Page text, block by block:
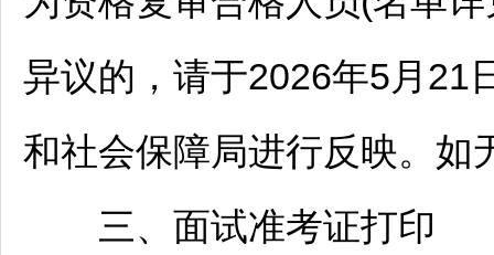
异议的，请于2026年5月21
和社会保障局进行反映。如
三、面试准考证打印